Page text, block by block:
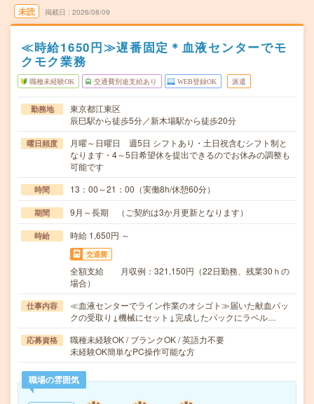
未読 掲載日 2026/08/09
≪時給1650円≫遅番固定＊血液センターでモ
クモク業務
職種未経験OK 交通費別途支給あり WEB登録OK 派遣
勤務地
東京都江東区
辰巳駅から徒歩5分／新木場駅から徒歩20分
曜日頻度
月曜～日曜日 週5日 シフトあり・土日祝含むシフト制と
なります・4～5日希望休を提出できるのでお休みの調整も
可能です
時間 13：00～21：00（実働8h/休憩60分）
期間 9月～長期 （ご契約は3か月更新となります）
時給 時給 1,650円 ～
交通費
全額支給 月収例：321,150円（22日勤務、残業30ｈの
場合）
仕事内容
≪血液センターでライン作業のオシゴト≫届いた献血パッ
クの受取り↓機械にセット↓完成したパックにラベル…
応募資格
職種未経験OK / ブランクOK / 英語力不要
未経験OK簡単なPC操作可能な方
職場の雰囲気